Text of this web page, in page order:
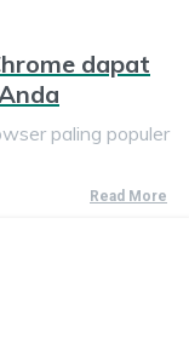
dapat
paling populer
Read More